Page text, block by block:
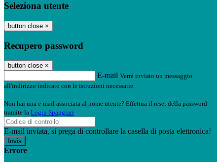
Seleziona utente
button close ×
Recupero password
button close ×
E-mail Verrà inviato un messaggio
all'indirizzo indicato con le istruzioni necessarie.
Non hai una e-mail associata al nome utente? Effettua il reset della password
tramite la Login Spaggiari
E-mail inviata, si prega di controllare la casella di posta elettronica!
Errore